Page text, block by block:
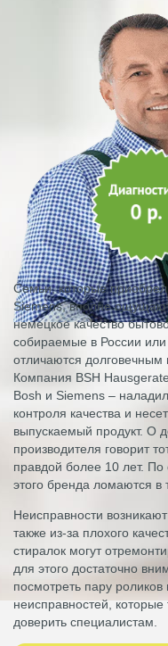
Семьи, которые
Siemens, вполне
немецкое качество
собираемые в России
отличаются
Компания BSH
Bosh и Siemens –
контроля качества и
выпускаемый продукт. О
производителя говорит
правдой более 10 лет. По
этого бренда ломаются в
Неисправности
также из-за плохого
стиралок могут
для этого достаточно
посмотреть пару
неисправностей,
доверить специалистам.